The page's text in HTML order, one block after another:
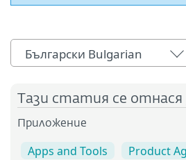
Български Bulgarian
Тази статия се отнася
Приложение
Apps and Tools
Product